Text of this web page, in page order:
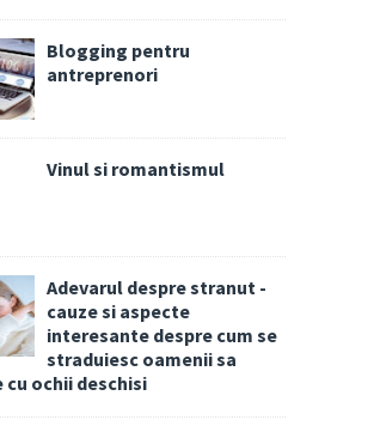
Blogging pentru
antreprenori
Vinul si romantismul
Adevarul despre stranut -
cauze si aspecte
interesante despre cum se
straduiesc oamenii sa
ochii deschisi